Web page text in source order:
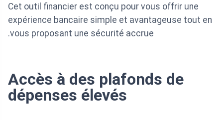
Cet outil financier est conçu pour vous offrir une
expérience bancaire simple et avantageuse tout en
vous proposant une sécurité accrue.
Accès à des plafonds de
dépenses élevés